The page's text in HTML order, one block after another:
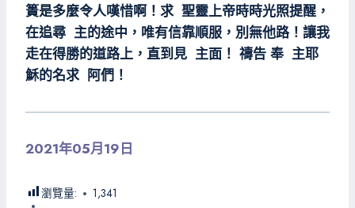
簣是多麼令人嘆惜啊！求 聖靈上帝時時光照提醒，
在追尋 主的途中，唯有信靠順服，別無他路！讓我
走在得勝的道路上，直到見 主面！ 禱告 奉 主耶
穌的名求 阿們！
2021年05月19日
瀏覽量: 1,341